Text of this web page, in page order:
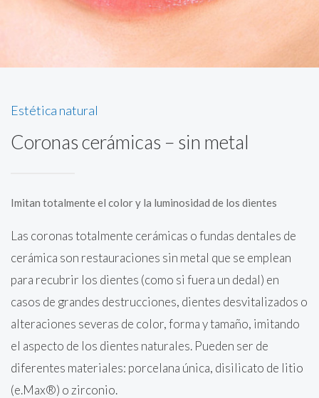
Estética natural
Coronas cerámicas – sin metal
Imitan totalmente el color y la luminosidad de los dientes
Las coronas totalmente cerámicas o fundas dentales de
cerámica son restauraciones sin metal que se emplean
para recubrir los dientes (como si fuera un dedal) en
casos de grandes destrucciones, dientes desvitalizados o
alteraciones severas de color, forma y tamaño, imitando
el aspecto de los dientes naturales. Pueden ser de
diferentes materiales: porcelana única, disilicato de litio
(e.Max®) o zirconio.